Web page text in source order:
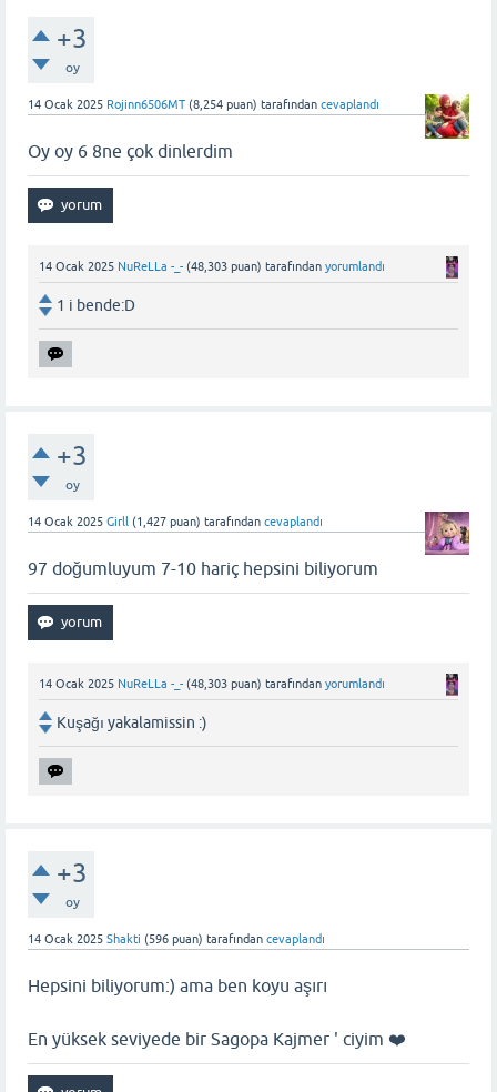
+3
oy
14 Ocak 2025 Rojinn6506MT (8,254 puan) tarafından cevaplandı
Oy oy 6 8ne çok dinlerdim
14 Ocak 2025 NuReLLa -_- (48,303 puan) tarafından yorumlandı
1 i bende:D
+3
oy
14 Ocak 2025 Girll (1,427 puan) tarafından cevaplandı
97 doğumluyum 7-10 hariç hepsini biliyorum
14 Ocak 2025 NuReLLa -_- (48,303 puan) tarafından yorumlandı
Kuşağı yakalamissin :)
+3
oy
14 Ocak 2025 Shakti (596 puan) tarafından cevaplandı
Hepsini biliyorum:) ama ben koyu aşırı
En yüksek seviyede bir Sagopa Kajmer ' ciyim ❤️